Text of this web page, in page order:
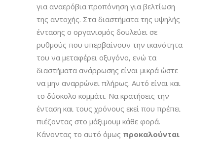
για αναερόβια προπόνηση για βελτίωση
της αντοχής. Στα διαστήματα της υψηλής
έντασης ο οργανισμός δουλεύει σε
ρυθμούς που υπερβαίνουν την ικανότητα
του να μεταφέρει οξυγόνο, ενώ τα
διαστήματα ανάρρωσης είναι μικρά ώστε
να μην αναρρώνει πλήρως. Αυτό είναι και
το δύσκολο κομμάτι. Να κρατήσεις την
ένταση και τους χρόνους εκεί που πρέπει
πιέζοντας στο μάξιμουμ κάθε φορά.
Κάνοντας το αυτό όμως προκαλούνται